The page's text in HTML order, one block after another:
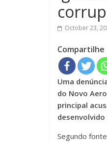
October 23,
Compartilhe
Uma
do Novo
principal
Segundo